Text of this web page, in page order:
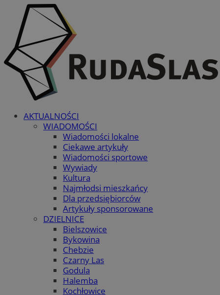
AKTUALNOŚCI
WIADOMOŚCI
Wiadomości lokalne
Ciekawe artykuły
Wiadomości sportowe
Wywiady
Kultura
Najmłodsi mieszkańcy
Dla przedsiębiorców
Artykuły sponsorowane
DZIELNICE
Bielszowice
Bykowina
Chebzie
Czarny Las
Godula
Halemba
Kochłowice